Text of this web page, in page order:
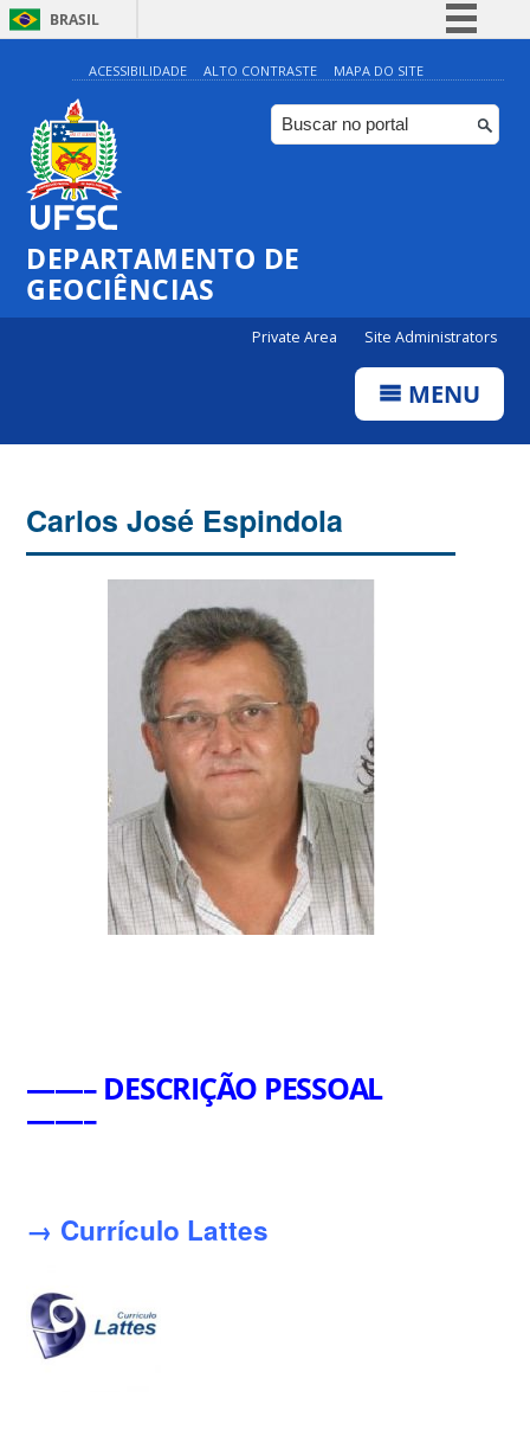
BRASIL
Simplifique!
Comunica BR
Participe
ACESSIBILIDADE ALTO CONTRASTE MAPA DO SITE
DEPARTAMENTO DE
GEOCIÊNCIAS
Private Area Site Administrators
MENU
Carlos José Espindola
——– DESCRIÇÃO PESSOAL
——–
→ Currículo Lattes